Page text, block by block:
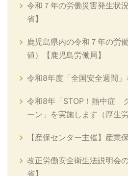
令和７年の労働災害発生状
省】
鹿児島県内の令和７年の労
値）【鹿児島労働局】
令和8年度「全国安全週間
令和8年「STOP！熱中症
ーン」を実施します（厚生労
【産保センター主催】産業
改正労働安全衛生法説明会
省】